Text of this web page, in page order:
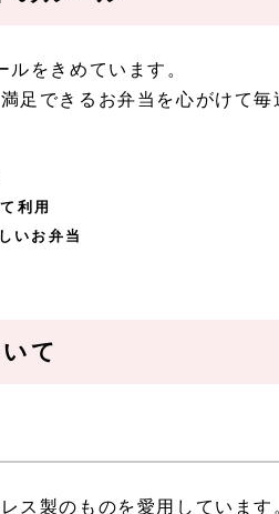
をきめています。
足できるお弁当を心がけて毎
利用
いお弁当
て
ス製のものを愛用しています